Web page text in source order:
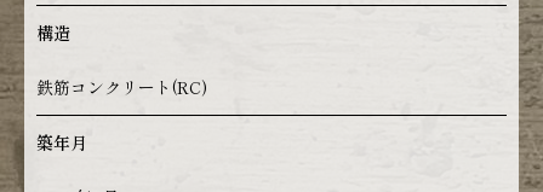
構造
鉄筋コンクリート(RC)
築年月